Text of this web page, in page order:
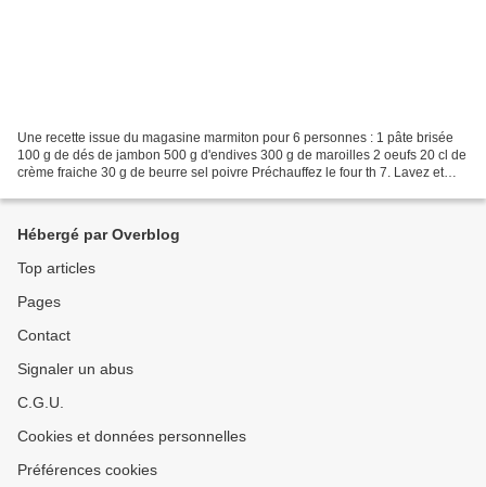
Une recette issue du magasine marmiton pour 6 personnes : 1 pâte brisée
100 g de dés de jambon 500 g d'endives 300 g de maroilles 2 oeufs 20 cl de
crème fraiche 30 g de beurre sel poivre Préchauffez le four th 7. Lavez et
Hébergé par Overblog
Top articles
Pages
Contact
Signaler un abus
C.G.U.
Cookies et données personnelles
Préférences cookies